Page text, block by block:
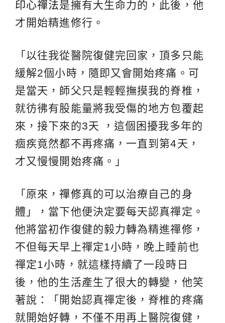
印心禪法是擁有大生命力的，此後，他
才開始精進修行。
「以往我從醫院復健完回家，頂多只能
緩解2個小時，隨即又會開始疼痛。可
是當天，師父只是輕輕撫摸我的脊椎，
就彷彿有股能量將我受傷的地方包覆起
來，接下來的3天 ，這個困擾我多年的
痼疾竟然都不再疼痛，一直到第4天，
才又慢慢開始疼痛。」
「原來，禪修真的可以治療自己的身
體」，當下他便決定要每天認真禪定。
他將當初作復健的毅力轉為精進禪修，
不但每天早上禪定1小時，晚上睡前也
禪定1小時，就這樣持續了一段時日
後，他的生活產生了很大的轉變，他笑
著說：「開始認真禪定後，脊椎的疼痛
就開始好轉，不僅不用再上醫院復健，